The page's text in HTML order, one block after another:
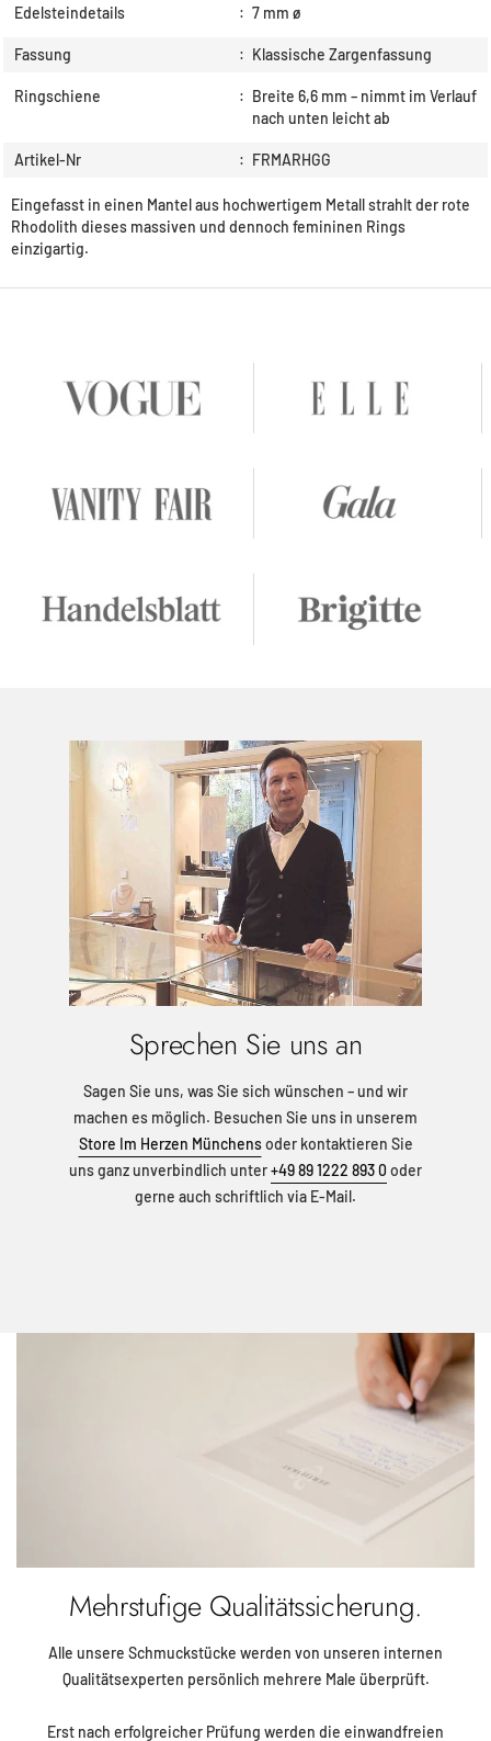
Edelsteindetails : 7 mm ø
Fassung : Klassische Zargenfassung
Ringschiene : Breite 6,6 mm – nimmt im Verlauf
nach unten leicht ab
Artikel-Nr : FRMARHGG
Eingefasst in einen Mantel aus hochwertigem Metall strahlt der rote
Rhodolith dieses massiven und dennoch femininen Rings
einzigartig.
Sprechen Sie uns an
Sagen Sie uns, was Sie sich wünschen – und wir
machen es möglich. Besuchen Sie uns in unserem
Store Im Herzen Münchensoder kontaktieren Sie
uns ganz unverbindlich unter+49 89 1222 893 0 oder
gerne auch schriftlich via E-Mail.
Mehrstufige Qualitätssicherung.
Alle unsere Schmuckstücke werden von unseren internen
Qualitätsexperten persönlich mehrere Male überprüft.
Erst nach erfolgreicher Prüfung werden die einwandfreien